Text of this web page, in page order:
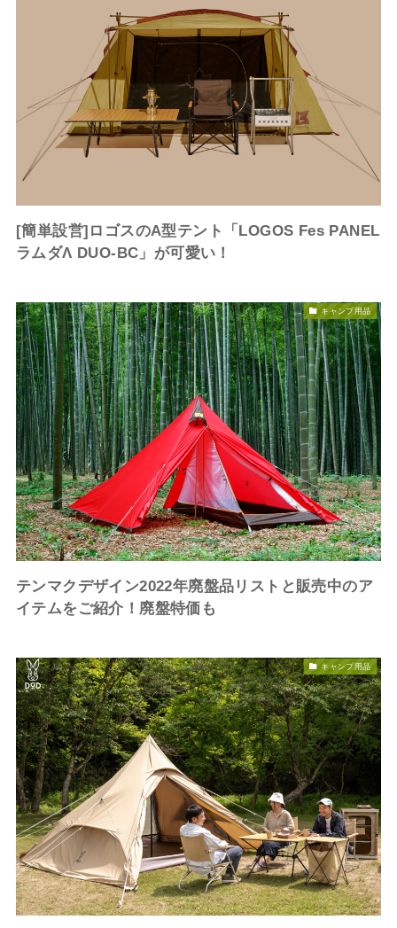
[簡単設営]ロゴスのA型テント「LOGOS Fes PANEL
ラムダΛ DUO-BC」が可愛い！
キャンプ用品
テンマクデザイン2022年廃盤品リストと販売中のア
イテムをご紹介！廃盤特価も
キャンプ用品